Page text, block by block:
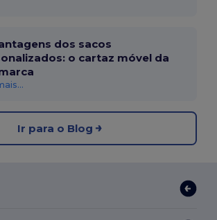
dos sacos
o cartaz móvel da
Ir para o Blog